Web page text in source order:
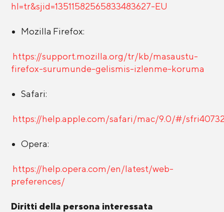
hl=tr&sjid=13511582565833483627-EU
Mozilla Firefox:
https://support.mozilla.org/tr/kb/masaustu-
firefox-surumunde-gelismis-izlenme-koruma
Safari:
https://help.apple.com/safari/mac/9.0/#/
Opera:
https://help.opera.com/en/latest/web-
preferences/
Diritti della persona interessata